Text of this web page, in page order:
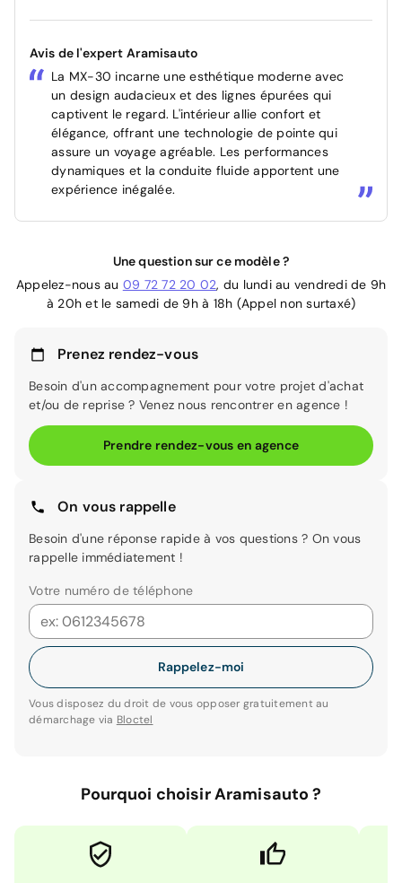
Avis de l'expert Aramisauto
La MX-30 incarne une esthétique moderne avec
un design audacieux et des lignes épurées qui
captivent le regard. L'intérieur allie confort et
élégance, offrant une technologie de pointe qui
assure un voyage agréable. Les performances
dynamiques et la conduite fluide apportent une
expérience inégalée.
Une question sur ce modèle ?
Appelez-nous au 09 72 72 20 02, du lundi au vendredi de 9h
à 20h et le samedi de 9h à 18h (Appel non surtaxé)
Prenez rendez-vous
Besoin d'un accompagnement pour votre projet d'achat
et/ou de reprise ? Venez nous rencontrer en agence !
Prendre rendez-vous en agence
On vous rappelle
Besoin d'une réponse rapide à vos questions ? On vous
rappelle immédiatement !
Votre numéro de téléphone
Rappelez-moi
Vous disposez du droit de vous opposer gratuitement au
démarchage via Bloctel
Pourquoi choisir Aramisauto ?